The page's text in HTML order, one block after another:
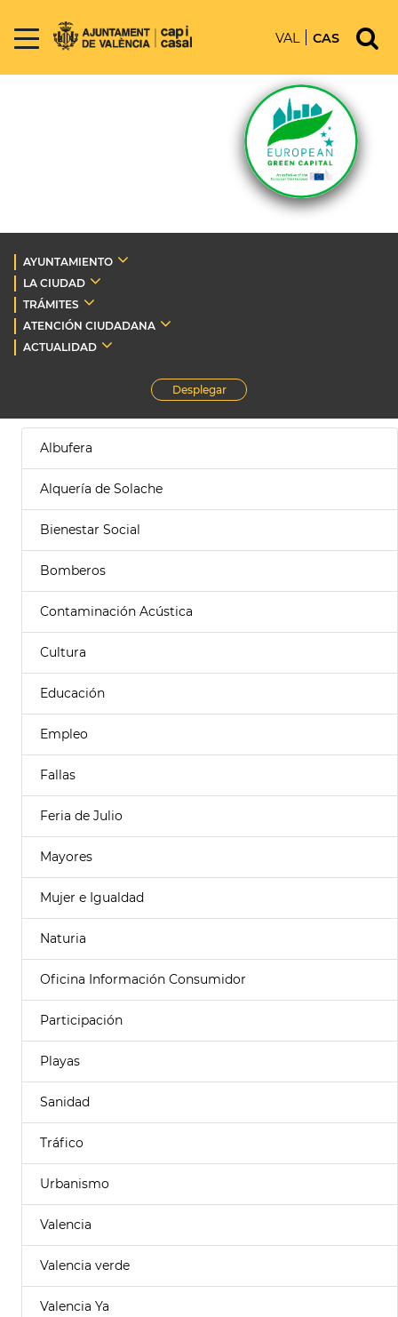
VAL CAS
AYUNTAMIENTO
LA CIUDAD
TRÁMITES
ATENCIÓN CIUDADANA
ACTUALIDAD
Desplegar
Albufera
Alquería de Solache
Bienestar Social
Bomberos
Contaminación Acústica
Cultura
Educación
Empleo
Fallas
Feria de Julio
Mayores
Mujer e Igualdad
Naturia
Oficina Información Consumidor
Participación
Playas
Sanidad
Tráfico
Urbanismo
Valencia
Valencia verde
Valencia Ya